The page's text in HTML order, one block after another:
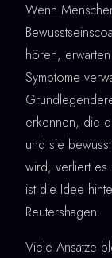
Wenn
hören,
Symptome
erkennen, die
und sie
wird, verliert es
ist die Idee
Reutershagen.
Viele Ansätze